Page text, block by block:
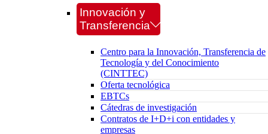
Innovación y
Transferencia
Centro para la Innovación, Transferencia de
Tecnología y del Conocimiento
(CINTTEC)
Oferta tecnológica
EBTCs
Cátedras de investigación
Contratos de I+D+i con entidades y
empresas